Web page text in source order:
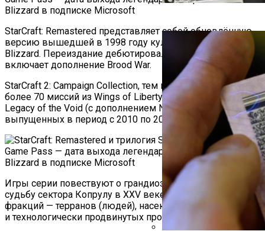
StarCraft: Remastered представляет собой обновлённую
версию вышедшей в 1998 году культовой стратегии от
Blizzard. Переиздание дебютировало в августе 2017-го и
включает дополнение Brood War.
StarCraft 2: Campaign Collection, тем временем, содержит
более 70 миссий из Wings of Liberty, Heart of the Swarm и
Legacy of the Void (с дополнением Nova Covert Ops),
выпущенных в период с 2010 по 2015 год.
Игры серии повествуют о грандиозном сражении за
судьбу сектора Копрулу в XXV веке трёх разноплановых
фракций — терранов (людей), насекомоподобных зергов
и технологически продвинутых протоссов.